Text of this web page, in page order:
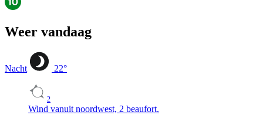
Weer vandaag
Nacht 22°
2
Wind vanuit noordwest, 2 beaufort.